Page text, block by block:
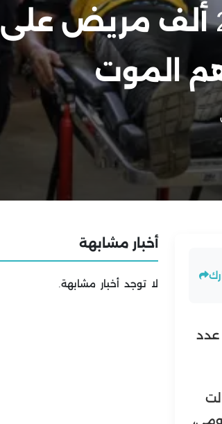
الحصار يفتك بمرضى غزة.. 20 ألف مريض على
الموت
أخبار مشابهة
لا توجد أخبار مشابهة.